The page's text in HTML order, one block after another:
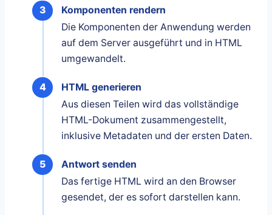
Komponenten rendern
Die Komponenten der Anwendung werden
auf dem Server ausgeführt und in HTML
umgewandelt.
HTML generieren
Aus diesen Teilen wird das vollständige
HTML-Dokument zusammengestellt,
inklusive Metadaten und der ersten Daten.
Antwort senden
Das fertige HTML wird an den Browser
gesendet, der es sofort darstellen kann.